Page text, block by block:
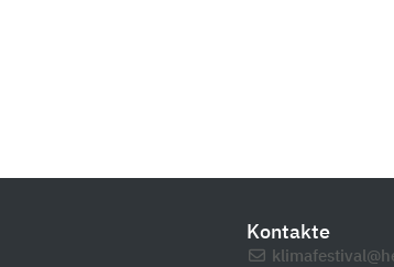
Kontakte